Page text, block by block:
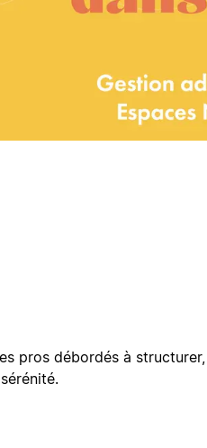
pros débordés à structurer,